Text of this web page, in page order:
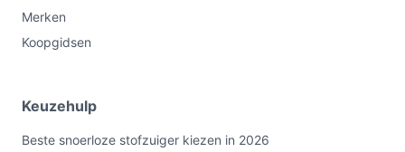
Merken
Koopgidsen
Keuzehulp
Beste snoerloze stofzuiger kiezen in 2026